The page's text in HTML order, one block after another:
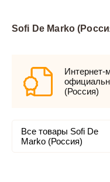
Sofi De Marko
Интернет-
(Россия)
Все товары Sofi De
Marko (Россия)